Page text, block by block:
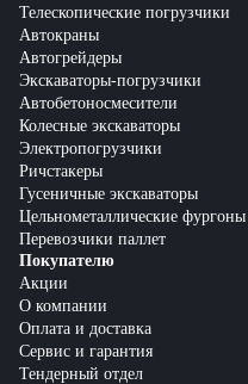
Телескопические погрузчики
Автокраны
Автогрейдеры
Экскаваторы-погрузчики
Автобетоносмесители
Колесные экскаваторы
Электропогрузчики
Ричстакеры
Гусеничные экскаваторы
Цельнометаллические фургоны
Перевозчики паллет
Покупателю
Акции
О компании
Оплата и доставка
Сервис и гарантия
Тендерный отдел